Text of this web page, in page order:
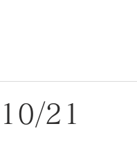
21